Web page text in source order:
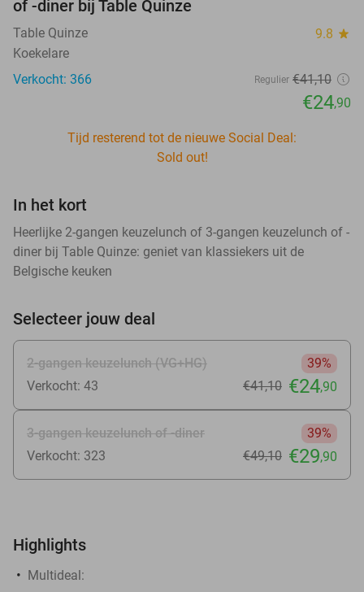
of -diner bij Table Quinze
Table Quinze 9.8 star
Koekelare
Verkocht: 366
Regulier €41,10
€24,90
Tijd resterend tot de nieuwe Social Deal:
Sold out!
In het kort
Heerlijke 2-gangen keuzelunch of 3-gangen keuzelunch of -
diner bij Table Quinze: geniet van klassiekers uit de
Belgische keuken
Selecteer jouw deal
2-gangen keuzelunch (VG+HG)
39%
Verkocht: 43
€41,10 €24,90
3-gangen keuzelunch of -diner
39%
Verkocht: 323
€49,10 €29,90
Highlights
Multideal: